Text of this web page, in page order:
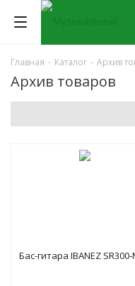
Главная - Каталог - Архив
Архив товаров
Бас-гитара IBANEZ SR300-